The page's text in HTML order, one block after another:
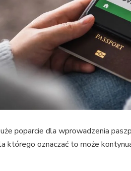
poparcie dla wprowadzenia
którego oznaczać to może